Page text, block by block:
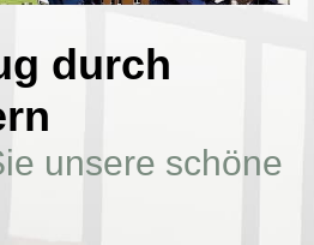
durch
unsere schöne